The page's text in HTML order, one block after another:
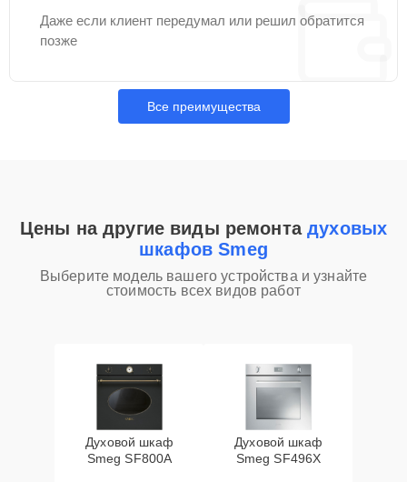
Даже если клиент передумал или решил обратится
позже
Все преимущества
Цены на другие виды ремонтадуховых
шкафов Smeg
Выберите модель вашего устройства и узнайте
стоимость всех видов работ
Духовой шкаф
Smeg SF800A
Духовой шкаф
Smeg SF496X